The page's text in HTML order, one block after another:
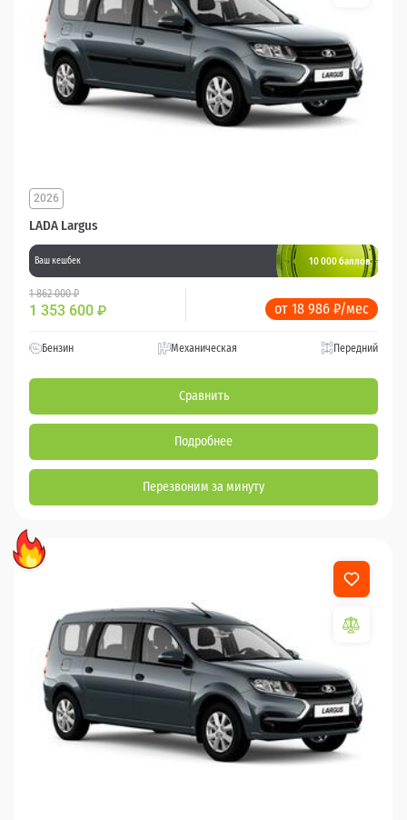
LADA Largus
2026
Ваш кешбек 10 000 баллов
1 862 000 ₽
1 353 600 ₽ от 18 986 ₽/мес
Бензин Механическая Передний
Сравнить
Подробнее
Перезвоним за минуту